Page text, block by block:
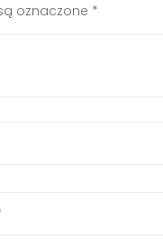
oznaczone *